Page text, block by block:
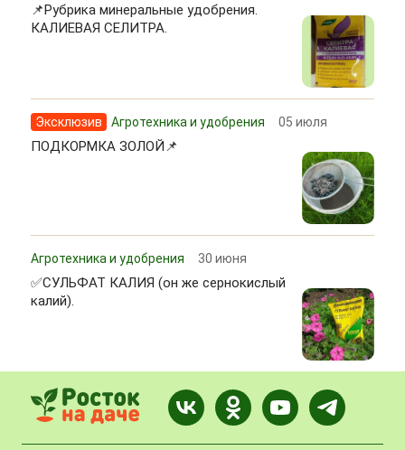
📌Рубрика минеральные удобрения.
КАЛИЕВАЯ СЕЛИТРА.
Эксклюзив Агротехника и удобрения 05 июля
ПОДКОРМКА ЗОЛОЙ📌
Агротехника и удобрения 30 июня
✅СУЛЬФАТ КАЛИЯ (он же сернокислый
калий).